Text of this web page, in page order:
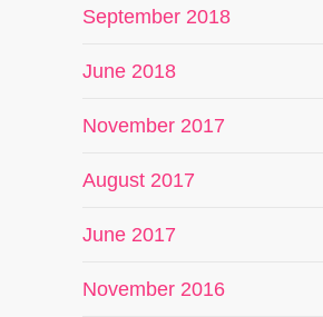
September 2018
June 2018
November 2017
August 2017
June 2017
November 2016